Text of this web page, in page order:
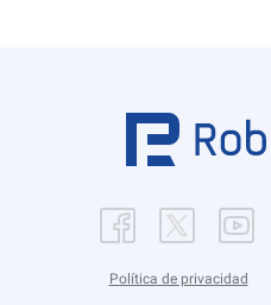
Política de privacidad